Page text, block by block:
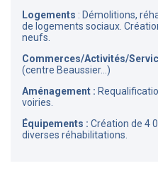
Logements : Démolitions,
de logements sociaux.
neufs.
Commerces/Activités/
(centre Beaussier...)
Aménagement :
voiries.
Équipements : Création de 4
diverses réhabilitations.